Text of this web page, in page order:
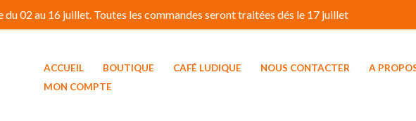
ACCUEIL BOUTIQUE CAFÉ LUDIQUE NOUS CONTACTER
A
MON COMPTE
du 02 au 16 juillet. Toutes les commandes seront traitées dés le 17 juillet